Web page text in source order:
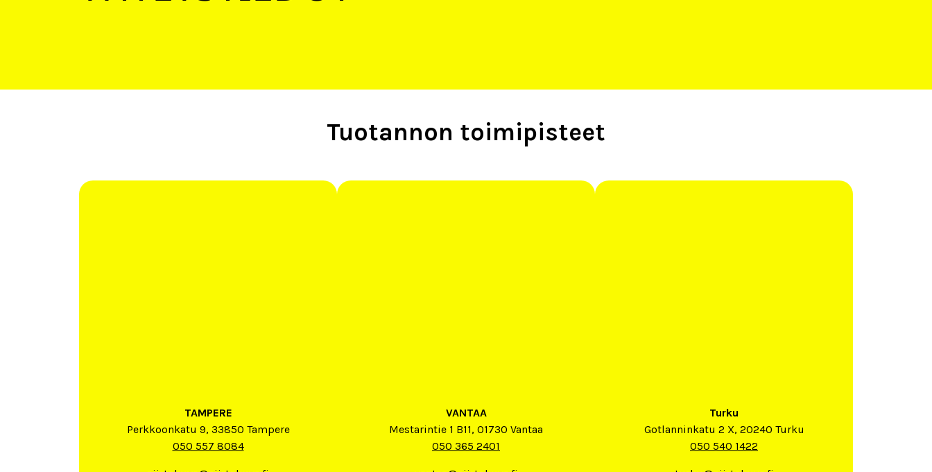
Tuotannon toimipisteet
TAMPERE
Perkkoonkatu 9, 33850 Tampere
050 557 8084
VANTAA
Mestarintie 1 B11, 01730 Vantaa
050 365 2401
Turku
Gotlanninkatu 2 X, 20240 Turku
050 540 1422